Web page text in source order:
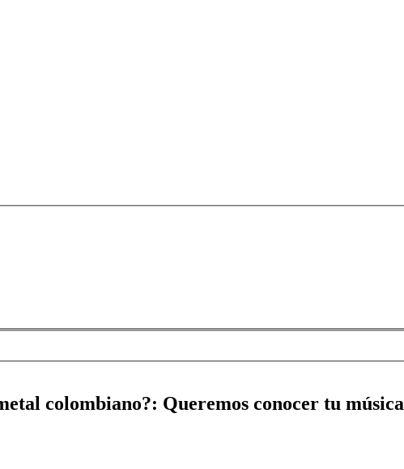
colombiano?: Queremos conocer tu música